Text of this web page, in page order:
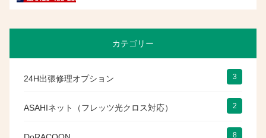
カテゴリー
24H出張修理オプション 3
ASAHIネット（フレッツ光クロス対応） 2
8